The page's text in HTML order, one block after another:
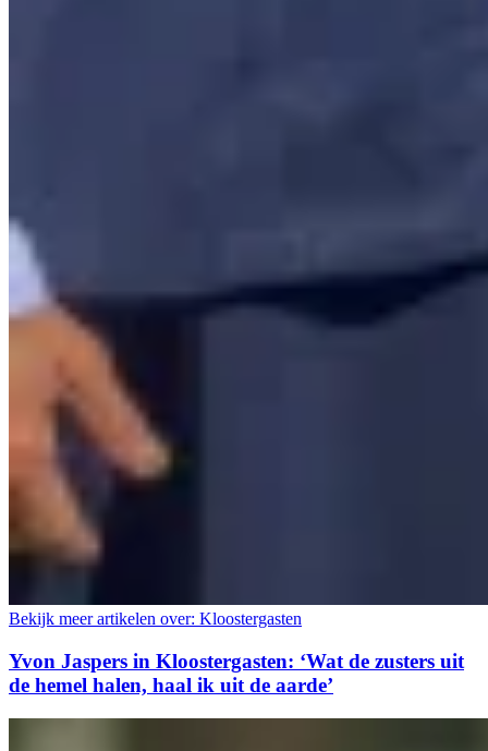
Bekijk meer artikelen over: Kloostergasten
Yvon Jaspers in Kloostergasten: ‘Wat de zusters uit
de hemel halen, haal ik uit de aarde’